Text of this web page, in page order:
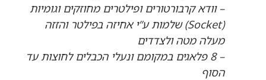
– וודא קרבורטורים ופילטרים מחוזקים וגומיות
(Socket) שלמות ע”י אחיזה בפילטר והזזה
מעלה מטה ולצדדים
– 8 פלאגים במקומם ונעלי הכבלים לחוצות עד
הסוף